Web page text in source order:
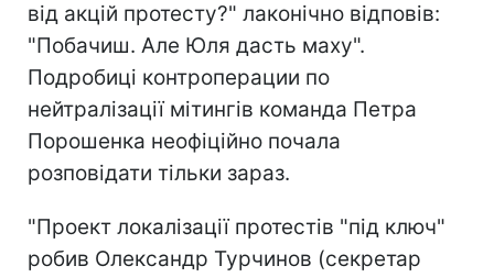
від акцій протесту?" лаконічно відповів:
"Побачиш. Але Юля дасть маху".
Подробиці контроперации по
нейтралізації мітингів команда Петра
Порошенка неофіційно почала
розповідати тільки зараз.
"Проект локалізації протестів "під ключ"
робив Олександр Турчинов (секретар